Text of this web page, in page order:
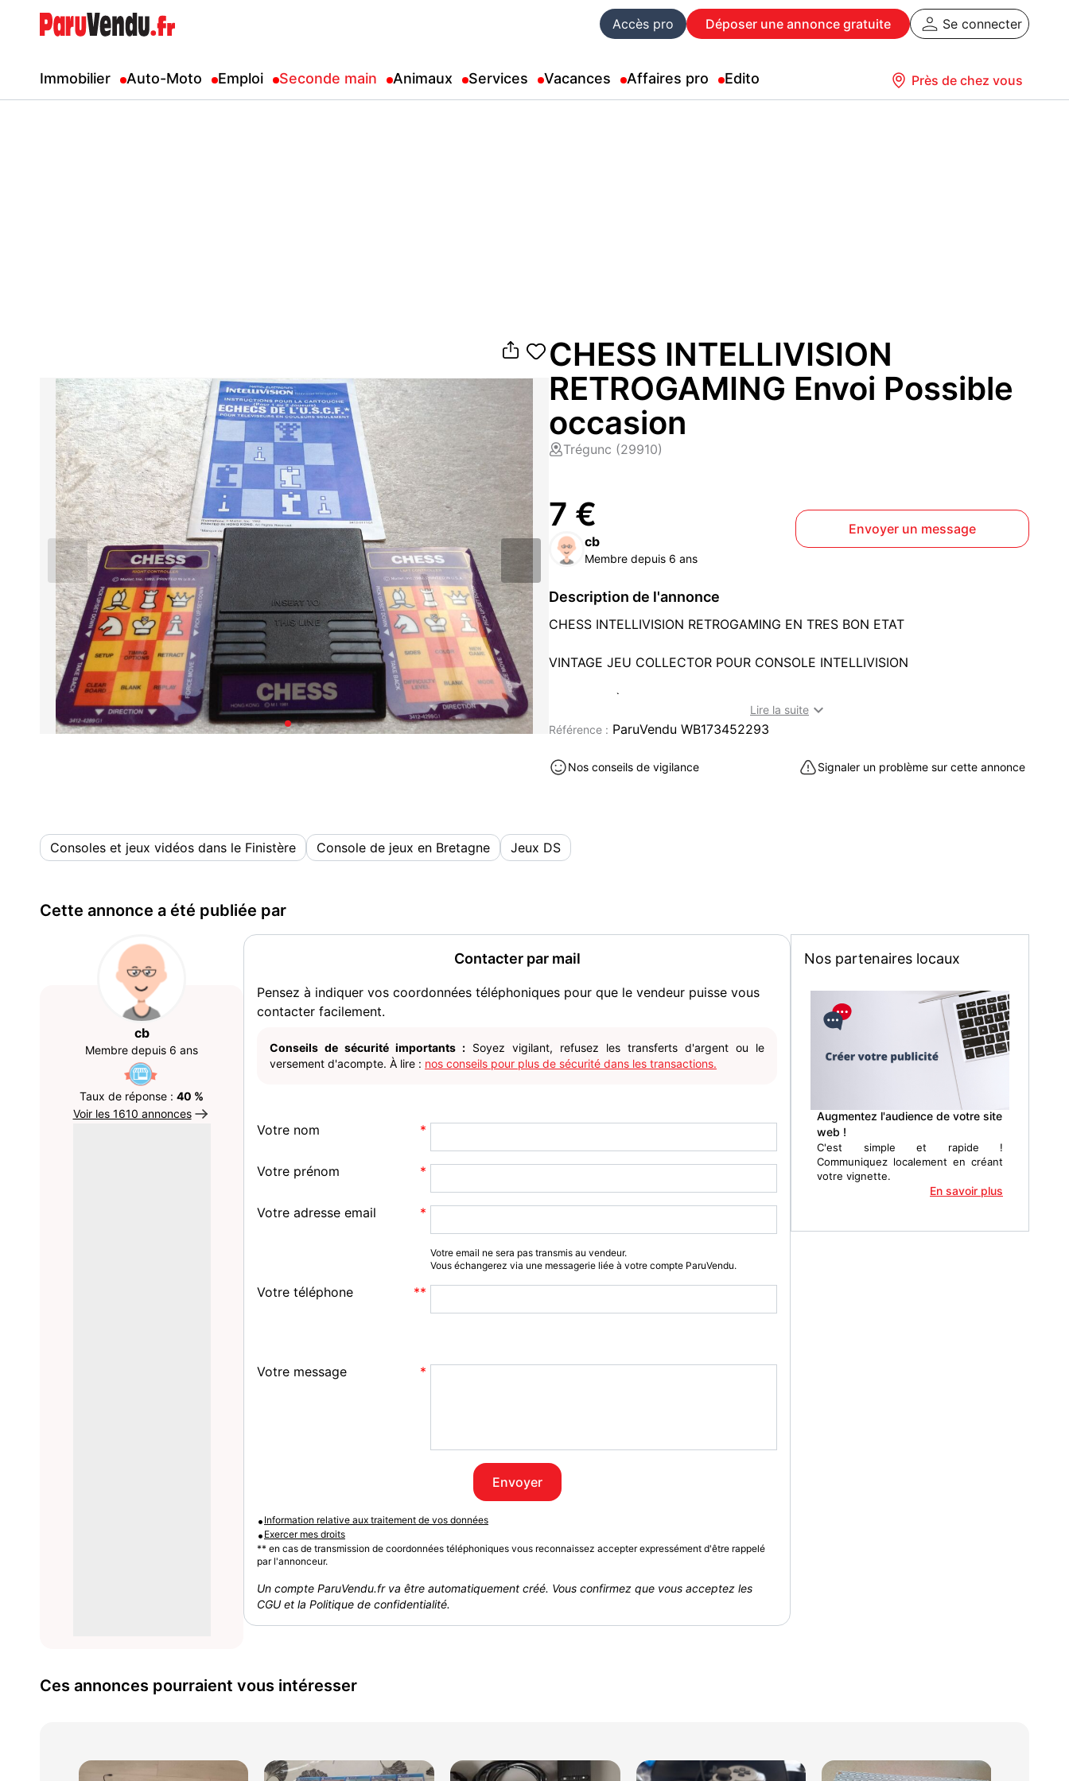
Accès pro Déposer une annonce gratuite Se connecter
Immobilier Auto-Moto Emploi Seconde main Animaux Services Vacances Affaires pro Edito Près de chez vous
CHESS INTELLIVISION
RETROGAMING Envoi Possible
occasion
Trégunc (29910)
7 €
cb
Membre depuis 6 ans
Envoyer un message
Description de l'annonce
CHESS INTELLIVISION RETROGAMING EN TRES BON ETAT
VINTAGE JEU COLLECTOR POUR CONSOLE INTELLIVISION
PAIEMENT EN ESPÈCE SI REMISE EN MAIN PROPRE.
PAIEMENT PAR CHÈQUE SI EXPÉDITION + FRAIS D'ENVOI.
PAS DE VIREMENT VIA LE SITE, NI PAYPAL OU AUTRES.
PAR TÉLÉPHONE OU PAR MAIL VIA PARU VENDU.
Consoles et jeux vidéos occasion à vendre à Trégunc (29910)
Lire la suite 
Référence : ParuVendu WB173452293
Nos conseils de vigilance Signaler un problème sur cette annonce
Consoles et jeux vidéos dans le Finistère Console de jeux en Bretagne Jeux DS
Cette annonce a été publiée par
cb
Membre depuis 6 ans
Taux de réponse : 40 %
Voir les 1610 annonces
Contacter par mail
Pensez à indiquer vos coordonnées téléphoniques pour que le vendeur puisse vous
contacter facilement.
Conseils de sécurité importants : Soyez vigilant, refusez les transferts d'argent ou le
versement d'acompte. À lire : nos conseils pour plus de sécurité dans les transactions.
Votre nom
Votre prénom
Votre adresse email
Votre email ne sera pas transmis au vendeur.
Vous échangerez via une messagerie liée à votre compte ParuVendu.
Votre téléphone
Votre message
Envoyer
• Information relative aux traitement de vos données
• Exercer mes droits
** en cas de transmission de coordonnées téléphoniques vous reconnaissez accepter expressément d'être rappelé
par l'annonceur.
Un compte ParuVendu.fr va être automatiquement créé. Vous confirmez que vous acceptez les
CGU et la Politique de confidentialité.
Nos partenaires locaux
Augmentez l'audience de votre site
web !
C'est simple et rapide !
Communiquez localement en créant
votre vignette.
En savoir plus
Ces annonces pourraient vous intéresser